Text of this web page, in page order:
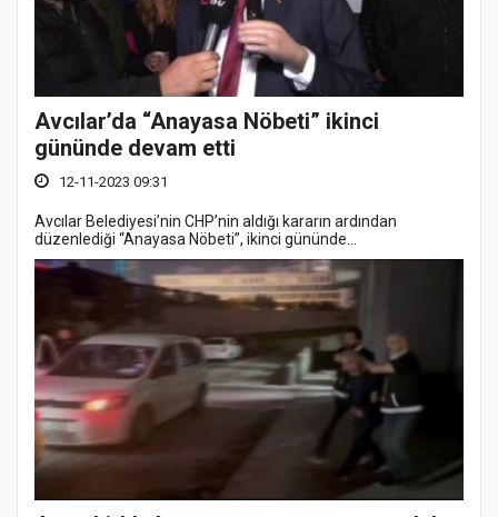
Avcılar’da “Anayasa Nöbeti” ikinci
gününde devam etti
12-11-2023 09:31
Avcılar Belediyesi’nin CHP’nin aldığı kararın ardından
düzenlediği “Anayasa Nöbeti”, ikinci gününde...